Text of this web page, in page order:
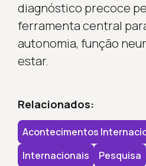
diagnóstico precoce
ferramenta central
autonomia, função
estar.
Relacionados:
Acontecimentos
Internacionais
Pesquisa